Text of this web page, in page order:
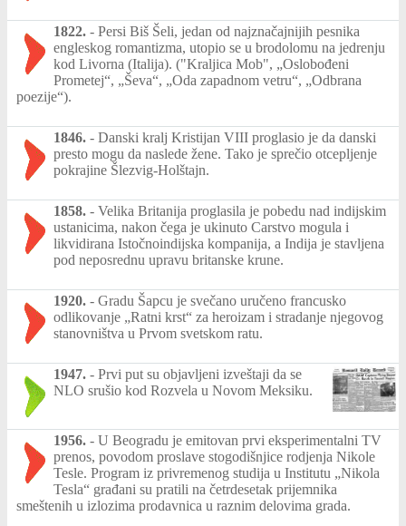
1822. - Persi Biš Šeli, jedan od najznačajnijih pesnika
engleskog romantizma, utopio se u brodolomu na jedrenju
kod Livorna (Italija). ("Kraljica Mob", „Oslobođeni
Prometej“, „Ševa“, „Oda zapadnom vetru“, „Odbrana
poezije“).
1846. - Danski kralj Kristijan VIII proglasio je da danski
presto mogu da naslede žene. Tako je sprečio otcepljenje
pokrajine Šlezvig-Holštajn.
1858. - Velika Britanija proglasila je pobedu nad indijskim
ustanicima, nakon čega je ukinuto Carstvo mogula i
likvidirana Istočnoindijska kompanija, a Indija je stavljena
pod neposrednu upravu britanske krune.
1920. - Gradu Šapcu je svečano uručeno francusko
odlikovanje „Ratni krst“ za heroizam i stradanje njegovog
stanovništva u Prvom svetskom ratu.
1947. - Prvi put su objavljeni izveštaji da se
NLO srušio kod Rozvela u Novom Meksiku.
1956. - U Beogradu je emitovan prvi eksperimentalni TV
prenos, povodom proslave stogodišnjice rodjenja Nikole
Tesle. Program iz privremenog studija u Institutu „Nikola
Tesla“ građani su pratili na četrdesetak prijemnika
smeštenih u izlozima prodavnica u raznim delovima grada.